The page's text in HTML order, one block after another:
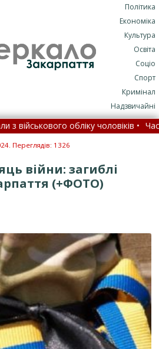
Політика
Економіка
Культура
Освіта
Соціо
Спорт
Кримінал
Надзвичайні
•
Частина рейсів не доїде до
• На Закарпатті засудили
Переглядів: 1326
війни: загиблі
(+ФОТО)